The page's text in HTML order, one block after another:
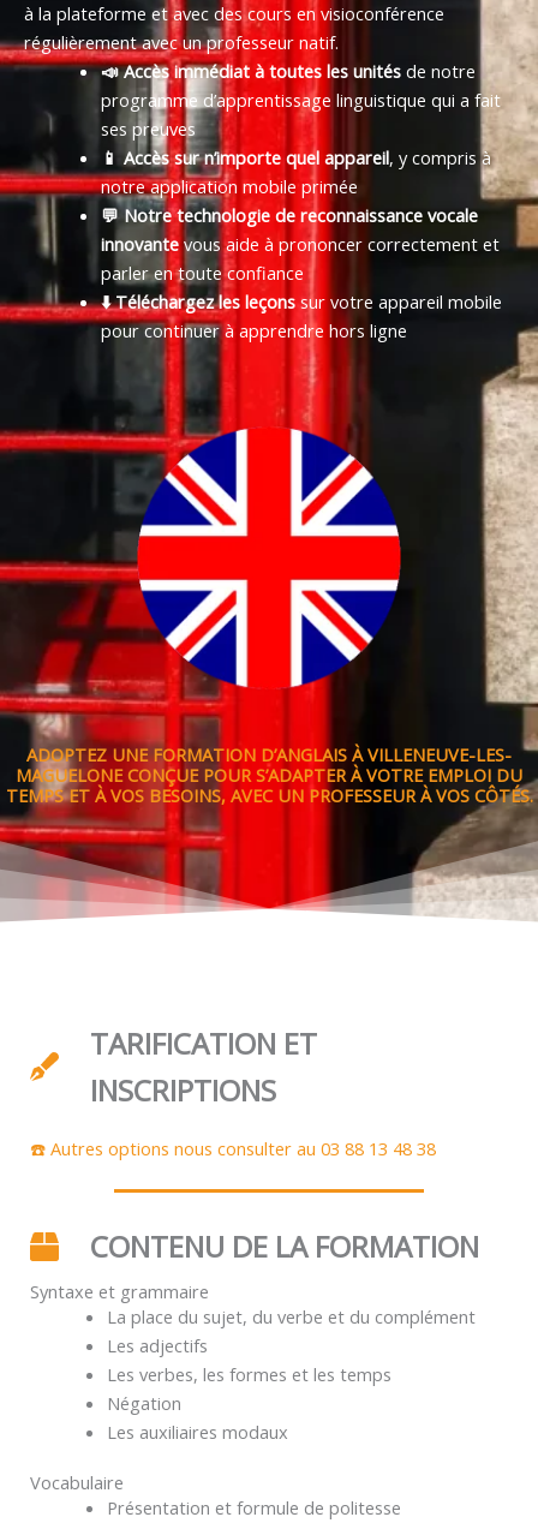
à la plateforme et avec des cours en visioconférence
régulièrement avec un professeur natif.
📣 Accès immédiat à toutes les unitésde notre
programme d’apprentissage linguistique qui a fait
ses preuves
📱 Accès sur n’importe quel appareil, y compris à
notre application mobile primée
💬 Notre technologie de reconnaissance vocale
innovantevous aide à prononcer correctement et
parler en toute confiance
⬇️ Téléchargez les leçonssur votre appareil mobile
pour continuer à apprendre hors ligne
ADOPTEZ UNE FORMATION D’ANGLAIS À VILLENEUVE-LES-
MAGUELONE CONÇUE POUR S’ADAPTER À VOTRE EMPLOI DU
TEMPS ET À VOS BESOINS, AVEC UN PROFESSEUR À VOS CÔTÉS.
TARIFICATION ET
INSCRIPTIONS
☎️ Autres options nous consulter au 03 88 13 48 38
CONTENU DE LA FORMATION
Syntaxe et grammaire
La place du sujet, du verbe et du complément
Les adjectifs
Les verbes, les formes et les temps
Négation
Les auxiliaires modaux
Vocabulaire
Présentation et formule de politesse